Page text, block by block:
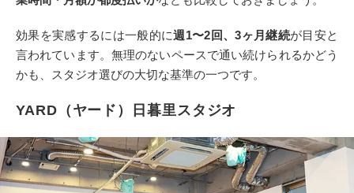
効果を実感するには一般的に週1〜2回、3ヶ月継続が目安と
言われています。無理のないペースで通い続けられるかどう
かも、スタジオ選びの大切な基準の一つです。
YARD（ヤード）日暮里スタジオ